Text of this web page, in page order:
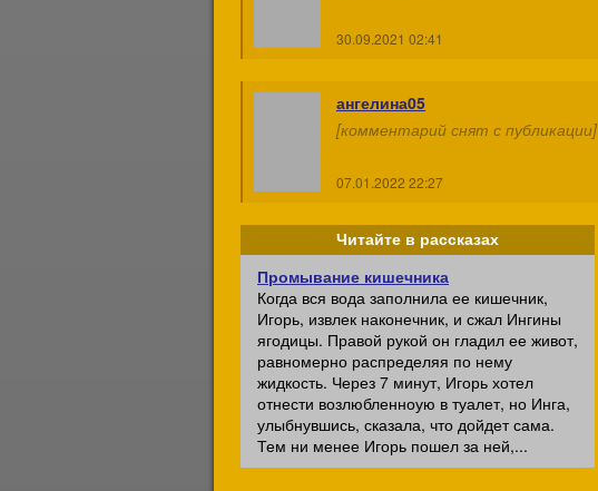
30.09.2021 02:41
ангелина05
[комментарий снят с публикации]
07.01.2022 22:27
Читайте в рассказах
Промывание кишечника
Когда вся вода заполнила ее кишечник,
Игорь, извлек наконечник, и сжал Ингины
ягодицы. Правой рукой он гладил ее живот,
равномерно распределяя по нему
жидкость. Через 7 минут, Игорь хотел
отнести возлюбленноую в туалет, но Инга,
улыбнувшись, сказала, что дойдет сама.
Тем ни менее Игорь пошел за ней,...